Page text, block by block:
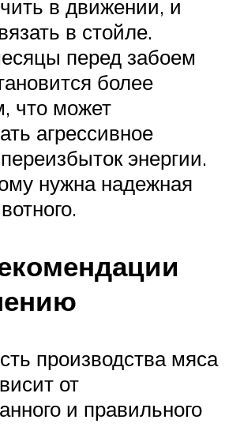
в движении, и
в стойле.
перед забоем
более
что может
агрессивное
энергии.
нужна надежная
производства мяса
от
и правильного